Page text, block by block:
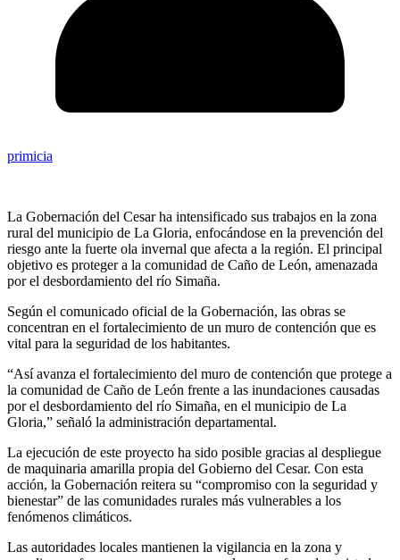
primicia
La Gobernación del Cesar ha intensificado sus trabajos en la zona
rural del municipio de La Gloria, enfocándose en la prevención del
riesgo ante la fuerte ola invernal que afecta a la región. El principal
objetivo es proteger a la comunidad de Caño de León, amenazada
por el desbordamiento del río Simaña.
Según el comunicado oficial de la Gobernación, las obras se
concentran en el fortalecimiento de un muro de contención que es
vital para la seguridad de los habitantes.
“Así avanza el fortalecimiento del muro de contención que protege a
la comunidad de Caño de León frente a las inundaciones causadas
por el desbordamiento del río Simaña, en el municipio de La
Gloria,” señaló la administración departamental.
La ejecución de este proyecto ha sido posible gracias al despliegue
de maquinaria amarilla propia del Gobierno del Cesar. Con esta
acción, la Gobernación reitera su “compromiso con la seguridad y
bienestar” de las comunidades rurales más vulnerables a los
fenómenos climáticos.
Las autoridades locales mantienen la vigilancia en la zona y